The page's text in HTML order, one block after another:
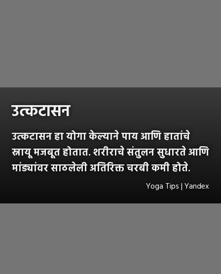
उत्कटासन
उत्कटासन हा योगा केल्यानेपाय आणि हातांचे
स्नायू मजबूत होतात. शरीराचे संतुलन सुधारते आणि
मांड्यांवर साठलेली अतिरिक्त चरबी कमी होते.
Yoga Tips | Yandex